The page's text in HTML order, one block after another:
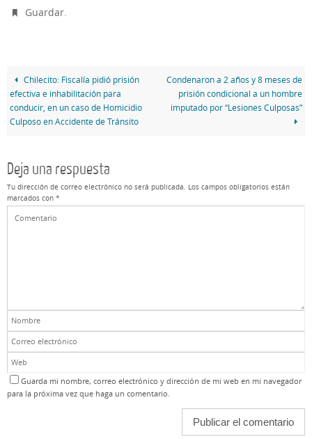
Guardar.
Chilecito: Fiscalía pidió prisión
efectiva e inhabilitación para
conducir, en un caso de Homicidio
Culposo en Accidente de Tránsito
Condenaron a 2 años y 8 meses de
prisión condicional a un hombre
imputado por “Lesiones Culposas”
Deja una respuesta
Tu dirección de correo electrónico no será publicada. Los campos obligatorios están
marcados con *
Guarda mi nombre, correo electrónico y dirección de mi web en mi navegador
para la próxima vez que haga un comentario.